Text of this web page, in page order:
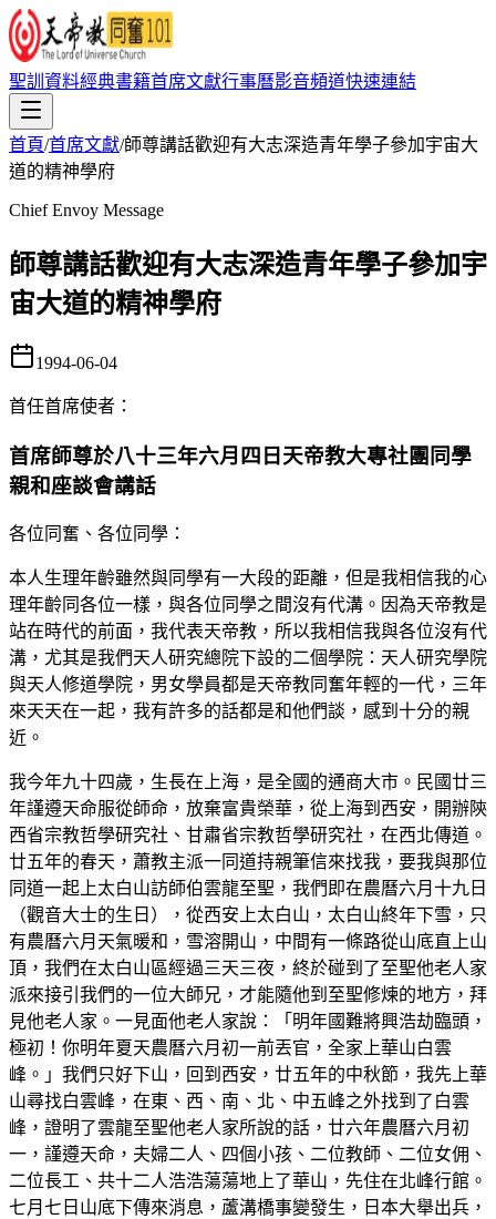
聖訓資料經典書籍首席文獻行事曆影音頻道快速連結
首頁/首席文獻/師尊講話歡迎有大志深造青年學子參加宇宙大
道的精神學府
Chief Envoy Message
師尊講話歡迎有大志深造青年學子參加宇
宙大道的精神學府
1994-06-04
首任首席使者 ：
首席師尊於八十三年六月四日天帝教大專社團同學
親和座談會講話
各位同奮、各位同學：
本人生理年齡雖然與同學有一大段的距離，但是我相信我的心
理年齡同各位一樣，與各位同學之間沒有代溝。因為天帝教是
站在時代的前面，我代表天帝教，所以我相信我與各位沒有代
溝，尤其是我們天人研究總院下設的二個學院：天人研究學院
與天人修道學院，男女學員都是天帝教同奮年輕的一代，三年
來天天在一起，我有許多的話都是和他們談，感到十分的親
近。
我今年九十四歲，生長在上海，是全國的通商大市。民國廿三
年謹遵天命服從師命，放棄富貴榮華，從上海到西安，開辦陝
西省宗教哲學研究社、甘肅省宗教哲學研究社，在西北傳道。
廿五年的春天，蕭教主派一同道持親筆信來找我，要我與那位
同道一起上太白山訪師伯雲龍至聖，我們即在農曆六月十九日
（觀音大士的生日），從西安上太白山，太白山終年下雪，只
有農曆六月天氣暖和，雪溶開山，中間有一條路從山底直上山
頂，我們在太白山區經過三天三夜，終於碰到了至聖他老人家
派來接引我們的一位大師兄，才能隨他到至聖修煉的地方，拜
見他老人家。一見面他老人家說：「明年國難將興浩劫臨頭，
極初！你明年夏天農曆六月初一前丟官，全家上華山白雲
峰。」我們只好下山，回到西安，廿五年的中秋節，我先上華
山尋找白雲峰，在東、西、南、北、中五峰之外找到了白雲
峰，證明了雲龍至聖他老人家所說的話，廿六年農曆六月初
一，謹遵天命，夫婦二人、四個小孩、二位教師、二位女佣、
二位長工、共十二人浩浩蕩蕩地上了華山，先住在北峰行館。
七月七日山底下傳來消息，蘆溝橋事變發生，日本大舉出兵，